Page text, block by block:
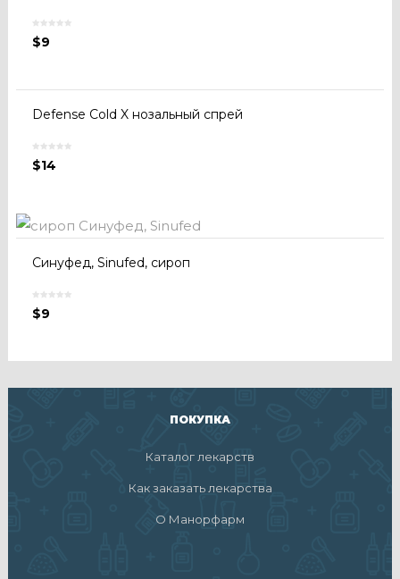
$9
Defense Cold X нозальный спрей
$14
Синуфед, Sinufed, сироп
$9
ПОКУПКА
Каталог лекарств
Как заказать лекарства
О Манорфарм